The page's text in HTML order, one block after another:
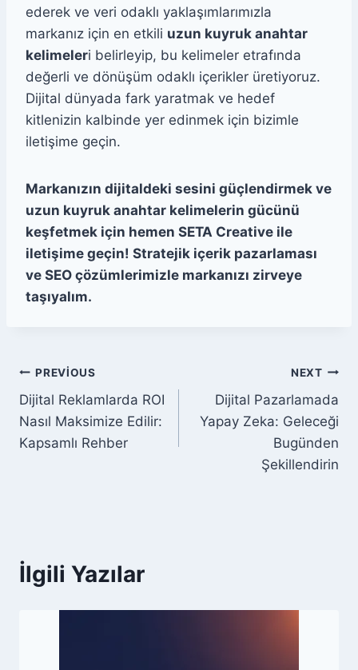
ederek ve veri odaklı yaklaşımlarımızla
markanız için en etkili uzun kuyruk anahtar
kelimeleri belirleyip, bu kelimeler etrafında
değerli ve dönüşüm odaklı içerikler üretiyoruz.
Dijital dünyada fark yaratmak ve hedef
kitlenizin kalbinde yer edinmek için bizimle
iletişime geçin.
Markanızın dijitaldeki sesini güçlendirmek ve
uzun kuyruk anahtar kelimelerin gücünü
keşfetmek için hemen SETA Creative ile
iletişime geçin! Stratejik içerik pazarlaması
ve SEO çözümlerimizle markanızı zirveye
taşıyalım.
Yazı
gezinmesi
PREVIOUS
Dijital Reklamlarda ROI
Nasıl Maksimize Edilir:
Kapsamlı Rehber
NEXT
Dijital Pazarlamada
Yapay Zeka: Geleceği
Bugünden
Şekillendirin
İlgili Yazılar